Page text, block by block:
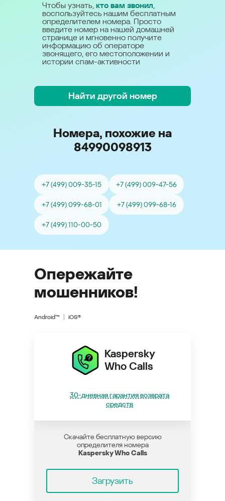
Чтобы узнать, кто вам звонил,
воспользуйтесь нашим бесплатным
определителем номера. Просто
введите номер на нашей домашней
странице и мгновенно получите
информацию об операторе
звонящего, его местоположении и
истории спам-активности
Найти другой номер
Номера, похожие на
84990098913
+7 (499) 009-35-15 +7 (499) 009-47-56
+7 (499) 099-68-01 +7 (499) 099-68-16
+7 (499) 110-00-50
Опережайте
мошенников!
Android™ iOS®
Kaspersky
Who Calls
30-дневная гарантия возврата
средств
Скачайте бесплатную версию
определителя номера
Kaspersky Who Calls
Загрузить